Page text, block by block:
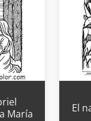
María
El